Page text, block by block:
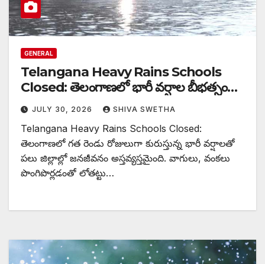
GENERAL
Telangana Heavy Rains Schools
Closed: తెలంగాణలో భారీ వర్షాల బీభత్సం…
JULY 30, 2026 SHIVA SWETHA
Telangana Heavy Rains Schools Closed:
తెలంగాణలో గత రెండు రోజులుగా కురుస్తున్న భారీ వర్షాలతో
పలు జిల్లాల్లో జనజీవనం అస్తవ్యస్తమైంది. వాగులు, వంకలు
పొంగిపొర్లడంతో లోతట్టు…